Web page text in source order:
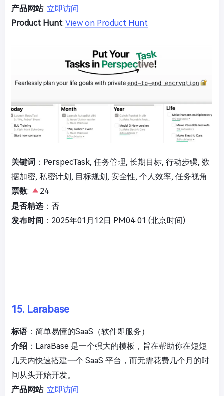
产品网站: 立即访问
Product Hunt: View on Product Hunt
关键词 ：PerspecTask, 任务管理, 长期目标, 行动步骤, 数
据加密, 私密计划, 目标规划, 安全性, 个人效率, 任务视角
票数:
24
是否精选：否
发布时间 ：2025年01月12日 PM04:01 (北京时间)
15. Larabase
标语：简单易懂的SaaS（软件即服务）
介绍 ：LaraBase 是一个强大的模板，旨在帮助你在短短
几天内快速搭建一个 SaaS 平台，而无需花费几个月的时
间从头开始开发。
产品网站: 立即访问